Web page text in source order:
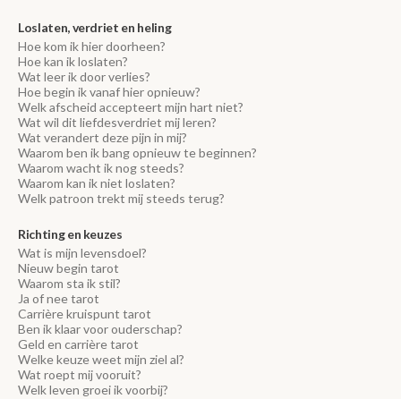
Loslaten, verdriet en heling
Hoe kom ik hier doorheen?
Hoe kan ik loslaten?
Wat leer ik door verlies?
Hoe begin ik vanaf hier opnieuw?
Welk afscheid accepteert mijn hart niet?
Wat wil dit liefdesverdriet mij leren?
Wat verandert deze pijn in mij?
Waarom ben ik bang opnieuw te beginnen?
Waarom wacht ik nog steeds?
Waarom kan ik niet loslaten?
Welk patroon trekt mij steeds terug?
Richting en keuzes
Wat is mijn levensdoel?
Nieuw begin tarot
Waarom sta ik stil?
Ja of nee tarot
Carrière kruispunt tarot
Ben ik klaar voor ouderschap?
Geld en carrière tarot
Welke keuze weet mijn ziel al?
Wat roept mij vooruit?
Welk leven groei ik voorbij?